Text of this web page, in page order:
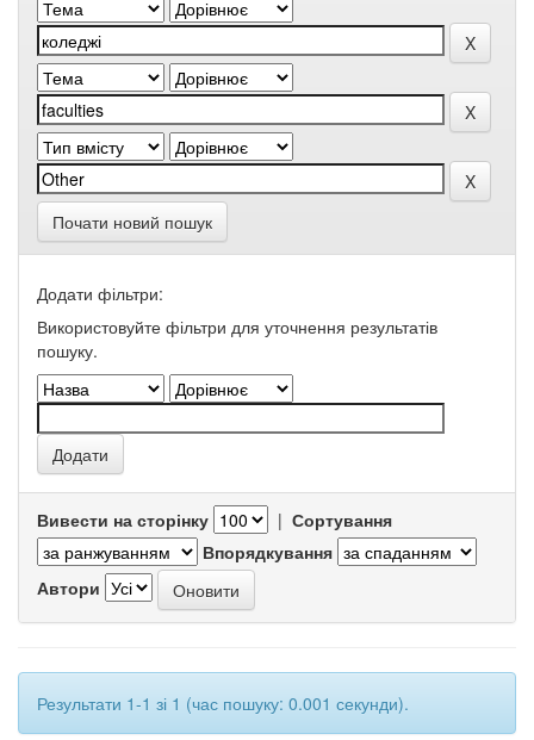
Почати новий пошук
Додати фільтри:
Використовуйте фільтри для уточнення результатів
пошуку.
Вивести на сторінку | Сортування
Впорядкування
Автори
Результати 1-1 зі 1 (час пошуку: 0.001 секунди).